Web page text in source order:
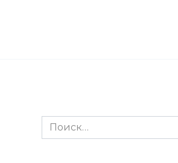
Search
for: